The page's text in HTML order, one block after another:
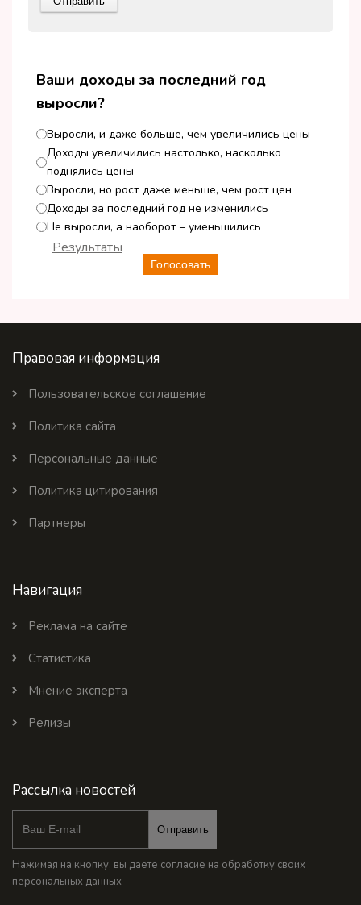
Ваши доходы за последний год
выросли?
Выросли, и даже больше, чем увеличились цены
Доходы увеличились настолько, насколько
поднялись цены
Выросли, но рост даже меньше, чем рост цен
Доходы за последний год не изменились
Не выросли, а наоборот – уменьшились
Голосовать
Результаты
Правовая информация
Пользовательское соглашение
Политика сайта
Персональные данные
Политика цитирования
Партнеры
Навигация
Реклама на сайте
Статистика
Мнение эксперта
Релизы
Рассылка новостей
Отправить
Нажимая на кнопку, вы даете согласие на обработку своих
персональных данных